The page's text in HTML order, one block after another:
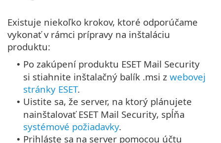
Existuje niekoľko krokov, ktoré odporúčame
vykonať v rámci prípravy na inštaláciu
produktu:
• Po zakúpení produktu ESET Mail Security
si stiahnite inštalačný balík .msi z webovej
stránky ESET.
• Uistite sa, že server, na ktorý plánujete
nainštalovať ESET Mail Security, spĺňa
systémové požiadavky.
• Prihláste sa na server pomocou účtu